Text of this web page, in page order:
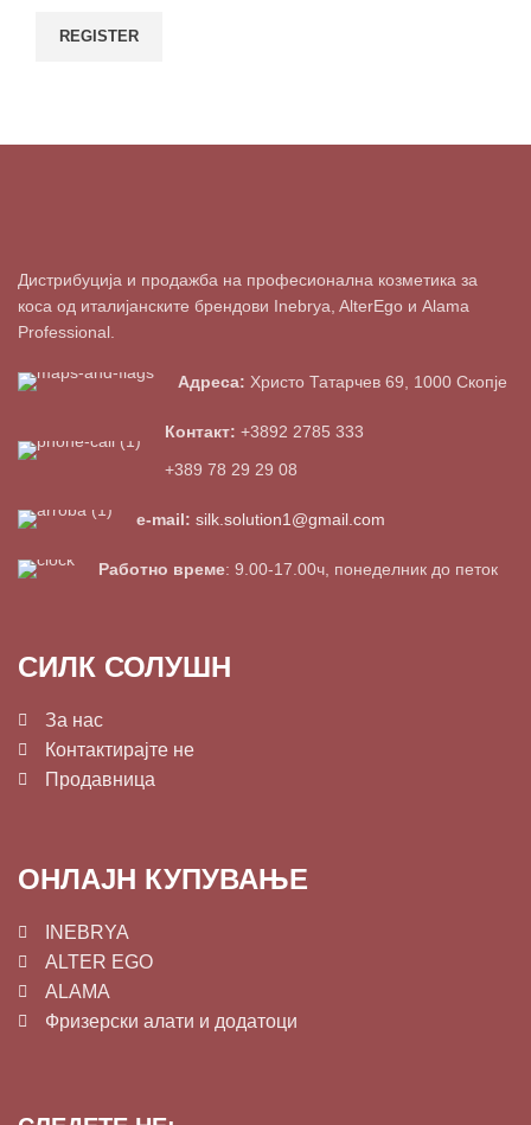
REGISTER
Дистрибуција и продажба на професионална козметика за
коса од италијанските брендови Inebrya, AlterEgo и Alama
Professional.
Адреса: Христо Татарчев 69, 1000 Скопје
Контакт: +3892 2785 333
+389 78 29 29 08
e-mail: silk.solution1@gmail.com
Работно време: 9.00-17.00ч, понеделник до петок
СИЛК СОЛУШН
За нас
Контактирајте не
Продавница
ОНЛАЈН КУПУВАЊЕ
INEBRYA
ALTER EGO
ALAMA
Фризерски алати и додатоци